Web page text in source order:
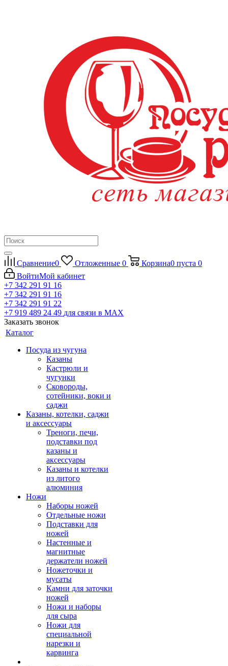
Сравнение0 Отложенные 0 Корзина0 пуста 0
ВойтиМой кабинет
+7 342 291 91 16
+7 342 291 91 16
+7 342 291 91 22
+7 919 489 24 49 для связи в МАХ
Заказать звонок
Каталог
Посуда из чугуна
Казаны
Кастрюли и
чугунки
Сковороды,
сотейники, воки и
саджи
Казаны, котелки, саджи
и аксессуары
Треноги, печи,
подставки под
казаны и
аксессуары
Казаны и котелки
из литого
алюминия
Ножи
Наборы ножей
Отдельные ножи
Подставки для
ножей
Настенные и
магнитные
держатели ножей
Ножеточки и
мусаты
Камни для заточки
ножей
Ножи и наборы
для сыра
Ножи для
специальной
нарезки и
карвинга